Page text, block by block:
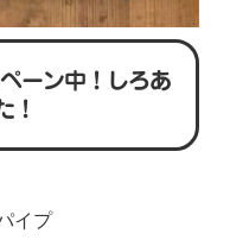
ーン中！しろあ
！
イプ